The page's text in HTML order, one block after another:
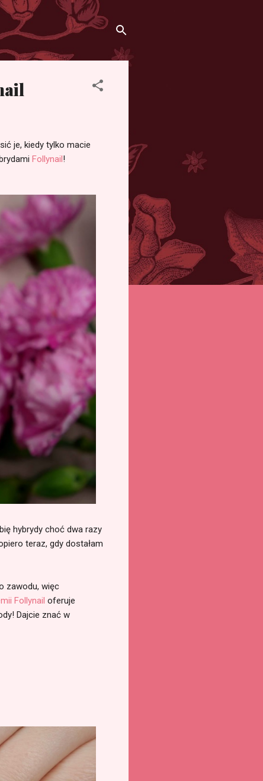
je, kiedy tylko macie
Follynail!
hybrydy choć dwa razy
teraz, gdy dostałam
zawodu, więc
Follynail oferuje
Dajcie znać w